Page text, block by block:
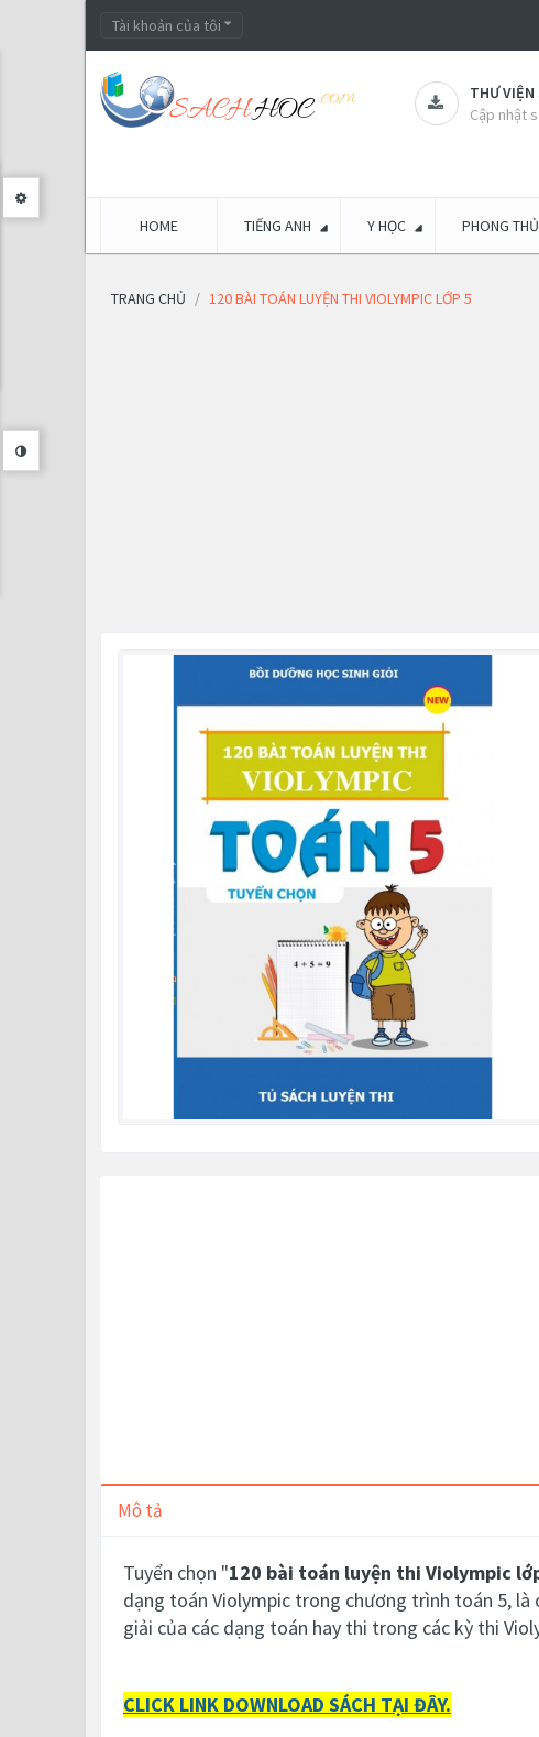
Tài khoản của tôi
THƯ VIỆN
Cập nhật
HOME TIẾNG ANH Y HỌC PHONG
TRANG CHỦ 120 BÀI TOÁN LUYỆN THI VIOLYMPIC LỚP 5
Mô tả
Tuyển chọn "120 bài toán luyện thi Violympic
dạng toán Violympic trong chương trình toán 5,
giải của các dạng toán hay thi trong các kỳ thi
CLICK LINK DOWNLOAD SÁCH TẠI ĐÂY.